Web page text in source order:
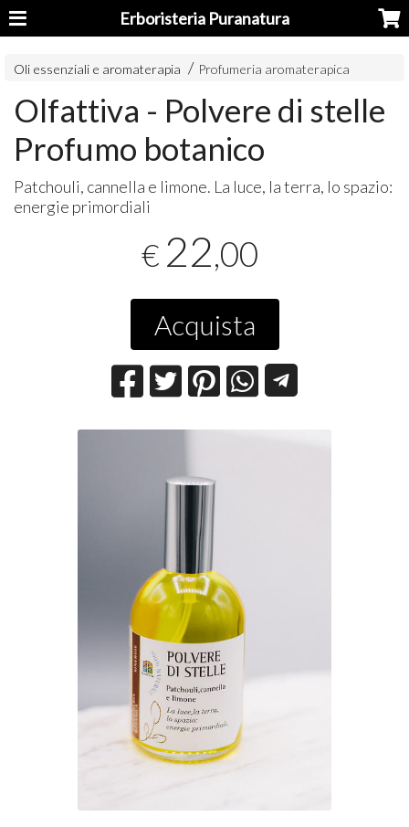
Erboristeria Puranatura
Oli essenziali e aromaterapia Profumeria aromaterapica
Olfattiva - Polvere di stelle
Profumo botanico
Patchouli, cannella e limone. La luce, la terra, lo spazio:
energie primordiali
€ 22,00
Acquista